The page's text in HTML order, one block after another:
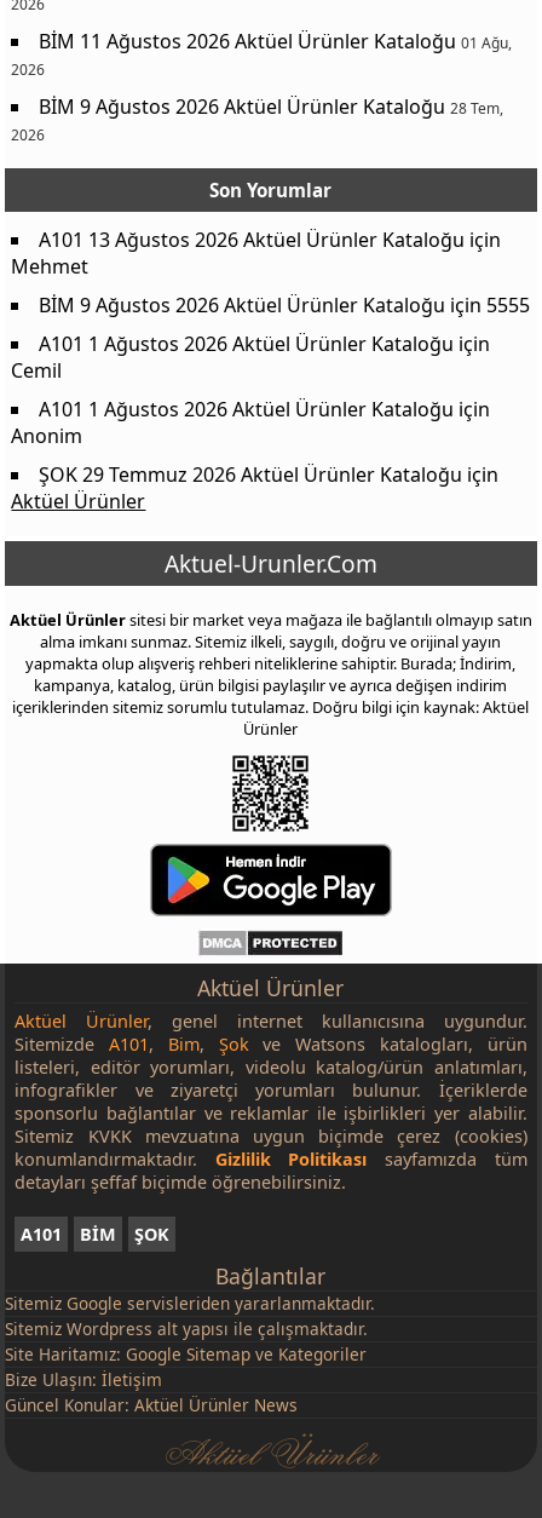
2026
BİM 11 Ağustos 2026 Aktüel Ürünler Kataloğu 01 Ağu,
2026
BİM 9 Ağustos 2026 Aktüel Ürünler Kataloğu 28 Tem,
2026
Son Yorumlar
A101 13 Ağustos 2026 Aktüel Ürünler Kataloğu için
Mehmet
BİM 9 Ağustos 2026 Aktüel Ürünler Kataloğu için 5555
A101 1 Ağustos 2026 Aktüel Ürünler Kataloğu için
Cemil
A101 1 Ağustos 2026 Aktüel Ürünler Kataloğu için
Anonim
ŞOK 29 Temmuz 2026 Aktüel Ürünler Kataloğu için
Aktüel Ürünler
Aktuel-Urunler.Com
Aktüel Ürünlersitesi bir market veya mağaza ile bağlantılı olmayıp satın
alma imkanı sunmaz. Sitemiz ilkeli, saygılı, doğru ve orijinal yayın
yapmakta olup alışveriş rehberi niteliklerine sahiptir. Burada; İndirim,
kampanya, katalog, ürün bilgisi paylaşılır ve ayrıca değişen indirim
içeriklerinden sitemiz sorumlu tutulamaz. Doğru bilgi için kaynak: Aktüel
Ürünler
Aktüel Ürünler
Aktüel Ürünler, genel internet kullanıcısına uygundur.
SitemizdeA101, Bim, Şokve Watsons katalogları, ürün
listeleri, editör yorumları, videolu katalog/ürün anlatımları,
infografikler ve ziyaretçi yorumları bulunur. İçeriklerde
sponsorlu bağlantılar ve reklamlar ile işbirlikleri yer alabilir.
Sitemiz KVKK mevzuatına uygun biçimde çerez (cookies)
konumlandırmaktadır. Gizlilik Politikası sayfamızda tüm
detayları şeffaf biçimde öğrenebilirsiniz.
A101 BİM ŞOK
Bağlantılar
Sitemiz Google servisleriden yararlanmaktadır.
Sitemiz Wordpress alt yapısı ile çalışmaktadır.
Site Haritamız: Google Sitemap ve Kategoriler
Bize Ulaşın:İletişim
Güncel Konular:Aktüel Ürünler News